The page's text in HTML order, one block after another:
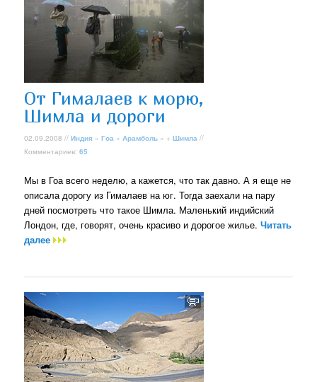
От Гималаев к морю,
Шимла и дороги
02.09.2008 //Индия »Гоа »Арамболь » +Шимла //
Комментариев:65
Мы в Гоа всего неделю, а кажется, что так давно. А я еще не
описала дорогу из Гималаев на юг. Тогда заехали на пару
дней посмотреть что такое Шимла. Маленький индийский
Лондон, где, говорят, очень красиво и дорогое жилье.Читать
далее